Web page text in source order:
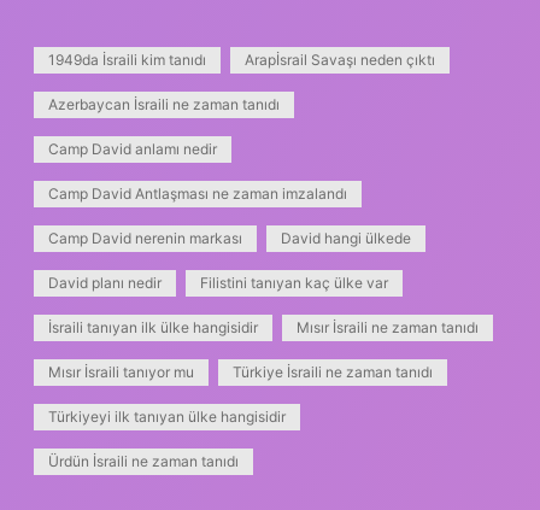
1949da İsraili kim tanıdı Arapİsrail Savaşı neden çıktı
Azerbaycan İsraili ne zaman tanıdı
Camp David anlamı nedir
Camp David Antlaşması ne zaman imzalandı
Camp David nerenin markası David hangi ülkede
David planı nedir Filistini tanıyan kaç ülke var
İsraili tanıyan ilk ülke hangisidir Mısır İsraili ne zaman tanıdı
Mısır İsraili tanıyor mu Türkiye İsraili ne zaman tanıdı
Türkiyeyi ilk tanıyan ülke hangisidir
Ürdün İsraili ne zaman tanıdı